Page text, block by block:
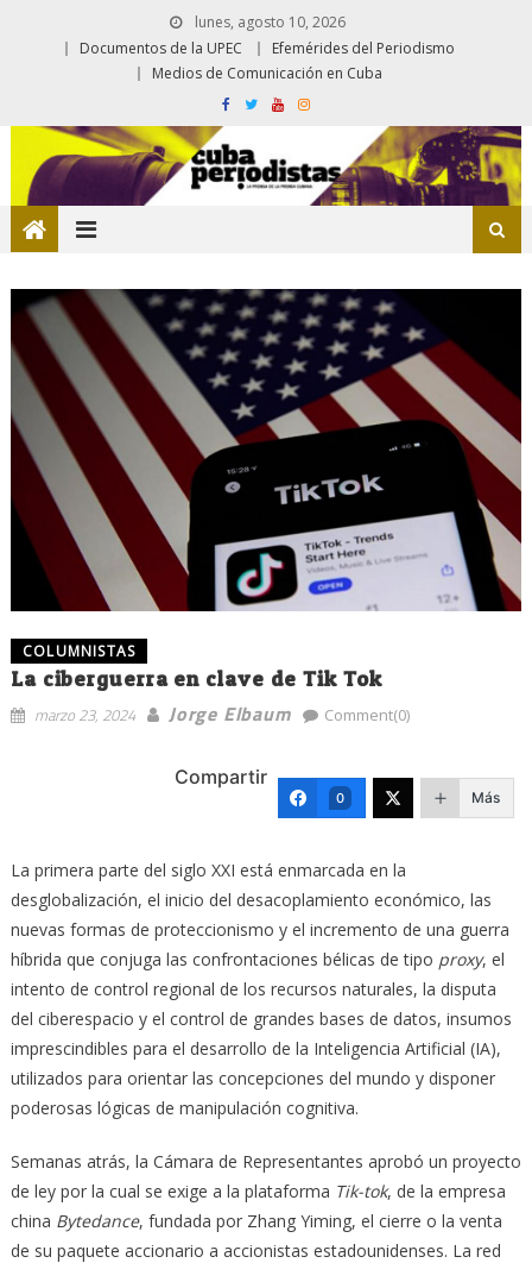
lunes, agosto 10, 2026
Documentos de la UPEC
Efemérides del Periodismo
Medios de Comunicación en Cuba
COLUMNISTAS
La ciberguerra en clave de Tik Tok
marzo 23, 2024 Jorge Elbaum Comment(0)
Compartir
0 Más
La primera parte del siglo XXI está enmarcada en la
desglobalización, el inicio del desacoplamiento económico, las
nuevas formas de proteccionismo y el incremento de una guerra
híbrida que conjuga las confrontaciones bélicas de tipo proxy, el
intento de control regional de los recursos naturales, la disputa
del ciberespacio y el control de grandes bases de datos, insumos
imprescindibles para el desarrollo de la Inteligencia Artificial (IA),
utilizados para orientar las concepciones del mundo y disponer
poderosas lógicas de manipulación cognitiva.
Semanas atrás, la Cámara de Representantes aprobó un proyecto
de ley por la cual se exige a la plataforma Tik-tok, de la empresa
china Bytedance, fundada por Zhang Yiming, el cierre o la venta
de su paquete accionario a accionistas estadounidenses. La red